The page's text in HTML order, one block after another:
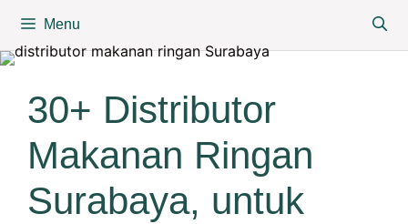
Menu
30+ Distributor
Makanan Ringan
Surabaya, untuk